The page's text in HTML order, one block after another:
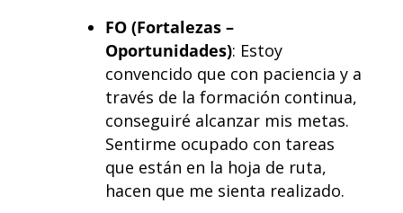
FO (Fortalezas –
Oportunidades): Estoy
convencido que con paciencia y a
través de la formación continua,
conseguiré alcanzar mis metas.
Sentirme ocupado con tareas
que están en la hoja de ruta,
hacen que me sienta realizado.